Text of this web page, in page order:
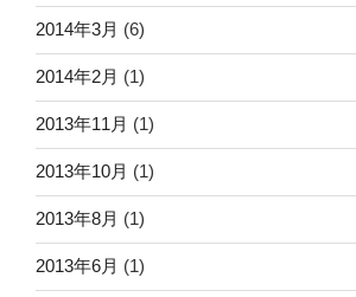
2014年3月 (6)
2014年2月 (1)
2013年11月 (1)
2013年10月 (1)
2013年8月 (1)
2013年6月 (1)